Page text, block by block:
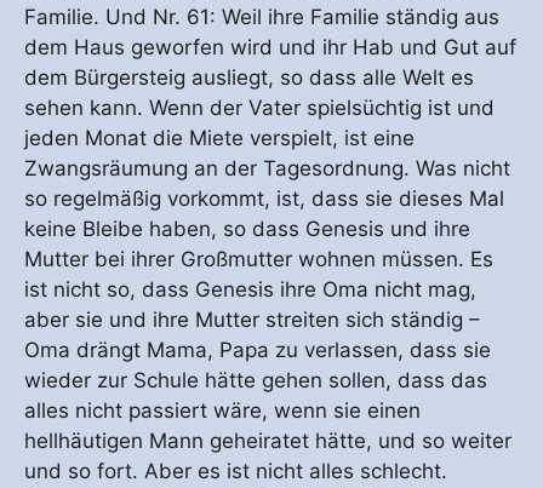
Familie. Und Nr. 61: Weil ihre Familie ständig aus
dem Haus geworfen wird und ihr Hab und Gut auf
dem Bürgersteig ausliegt, so dass alle Welt es
sehen kann. Wenn der Vater spielsüchtig ist und
jeden Monat die Miete verspielt, ist eine
Zwangsräumung an der Tagesordnung. Was nicht
so regelmäßig vorkommt, ist, dass sie dieses Mal
keine Bleibe haben, so dass Genesis und ihre
Mutter bei ihrer Großmutter wohnen müssen. Es
ist nicht so, dass Genesis ihre Oma nicht mag,
aber sie und ihre Mutter streiten sich ständig –
Oma drängt Mama, Papa zu verlassen, dass sie
wieder zur Schule hätte gehen sollen, dass das
alles nicht passiert wäre, wenn sie einen
hellhäutigen Mann geheiratet hätte, und so weiter
und so fort. Aber es ist nicht alles schlecht.